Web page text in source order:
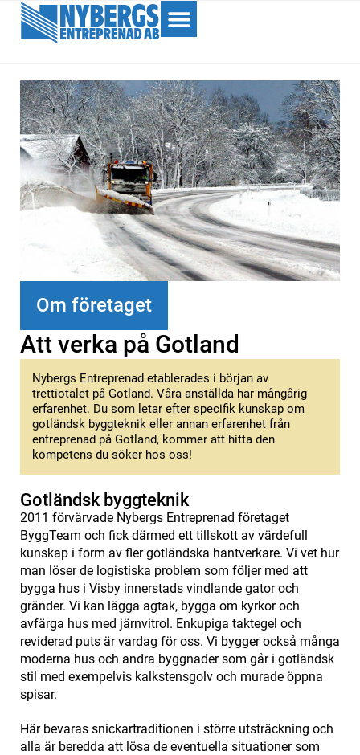
Om företaget
Att verka på Gotland
Nybergs Entreprenad etablerades i början av
trettiotalet på Gotland. Våra anställda har mångårig
erfarenhet. Du som letar efter specifik kunskap om
gotländsk byggteknik eller annan erfarenhet från
entreprenad på Gotland, kommer att hitta den
kompetens du söker hos oss!
Gotländsk byggteknik
2011 förvärvade Nybergs Entreprenad företaget
ByggTeam och fick därmed ett tillskott av värdefull
kunskap i form av fler gotländska hantverkare. Vi vet hur
man löser de logistiska problem som följer med att
bygga hus i Visby innerstads vindlande gator och
gränder. Vi kan lägga agtak, bygga om kyrkor och
avfärga hus med järnvitrol. Enkupiga taktegel och
reviderad puts är vardag för oss. Vi bygger också många
moderna hus och andra byggnader som går i gotländsk
stil med exempelvis kalkstensgolv och murade öppna
spisar.
Här bevaras snickartraditionen i större utsträckning och
alla är beredda att lösa de eventuella situationer som